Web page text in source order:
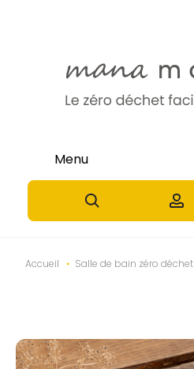
Menu
Accueil • Salle de bain zéro déchet